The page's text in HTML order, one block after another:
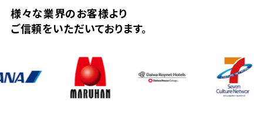
様々な業界のお客様より
ご信頼をいただいております。